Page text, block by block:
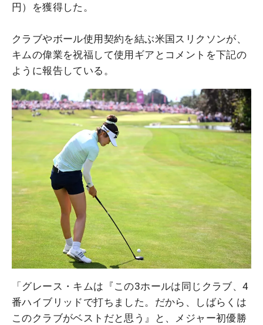
円）を獲得した。
クラブやボール使用契約を結ぶ米国スリクソンが、
キムの偉業を祝福して使用ギアとコメントを下記の
ように報告している。
「グレース・キムは『この3ホールは同じクラブ、4
番ハイブリッドで打ちました。だから、しばらくは
このクラブがベストだと思う』と、メジャー初優勝